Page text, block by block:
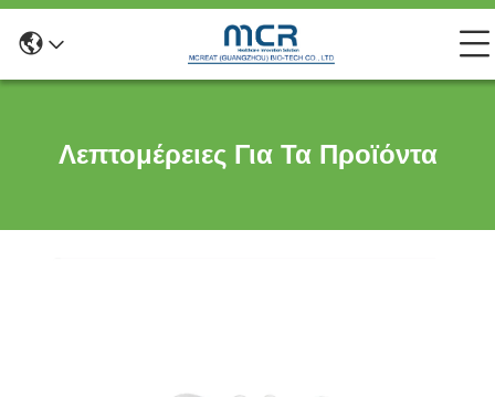
Λεπτομέρειες Για Τα Προϊόντα